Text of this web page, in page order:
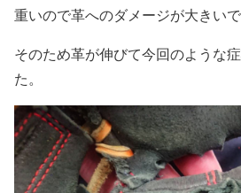
重いので革へのダメージが大きいで
そのため革が伸びて今回のような
た。